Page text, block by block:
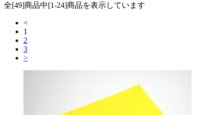
全[49]商品中[1-24]商品を表示しています
<
1
2
3
>